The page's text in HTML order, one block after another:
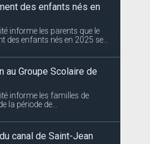
des enfants nés en
informe les parents que le
des enfants nés en 2025 se...
au Groupe Scolaire de
informe les familles de
la période de...
canal de Saint-Jean